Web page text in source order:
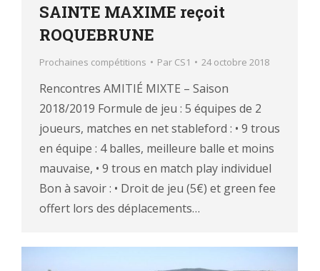
SAINTE MAXIME reçoit
ROQUEBRUNE
Prochaines compétitions Par CS1 24 octobre 2018
Rencontres AMITIÉ MIXTE – Saison
2018/2019 Formule de jeu : 5 équipes de 2
joueurs, matches en net stableford : • 9 trous
en équipe : 4 balles, meilleure balle et moins
mauvaise, • 9 trous en match play individuel
Bon à savoir : • Droit de jeu (5€) et green fee
offert lors des déplacements…